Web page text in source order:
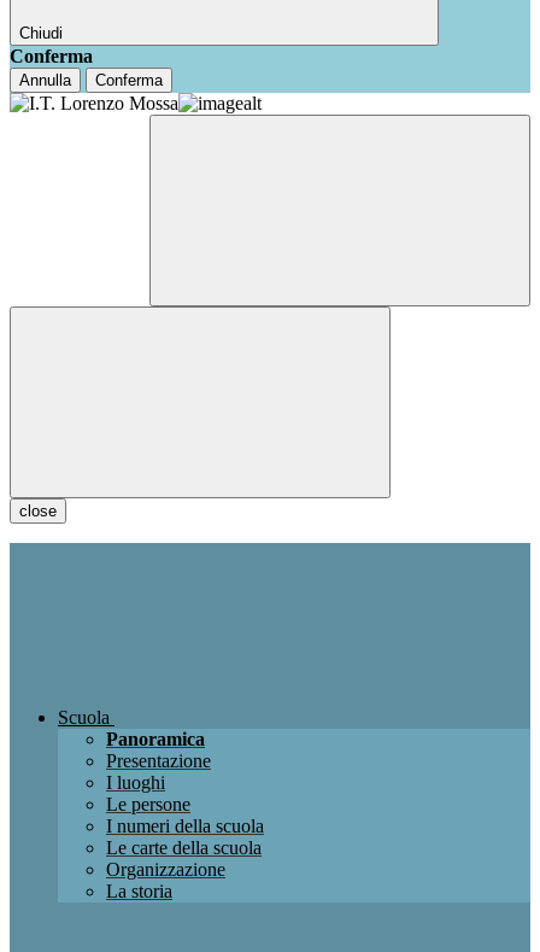
Chiudi
Conferma
Annulla Conferma
close
Scuola
Panoramica
Presentazione
I luoghi
Le persone
I numeri della scuola
Le carte della scuola
Organizzazione
La storia